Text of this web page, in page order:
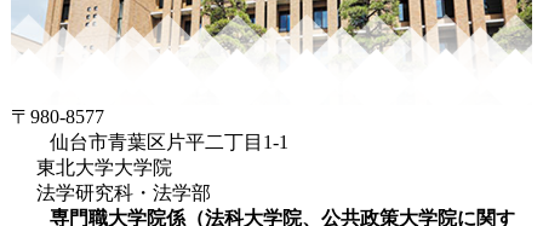
〒980-8577
仙台市青葉区片平二丁目1-1
東北大学大学院
法学研究科・法学部
専門職大学院係（法科大学院、公共政策大学院に関す